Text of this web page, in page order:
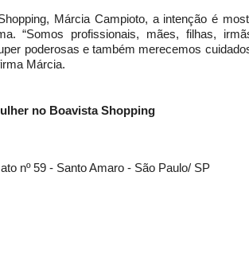
Márcia Campioto, a intenção é
“Somos profissionais, mães, filhas,
poderosas e também merecemos
Márcia.
no Boavista Shopping
nº 59 - Santo Amaro - São Paulo/ SP